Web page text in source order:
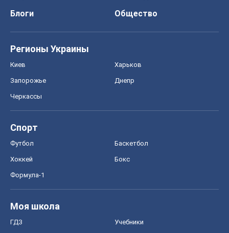
Блоги
Общество
Регионы Украины
Киев Харьков
Запорожье Днепр
Черкассы
Спорт
Футбол Баскетбол
Хоккей Бокс
Формула-1
Моя школа
ГДЗ Учебники